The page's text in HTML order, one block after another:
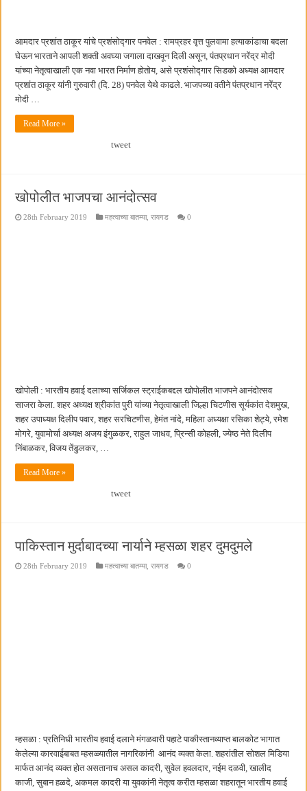
आमदार प्रशांत ठाकूर यांचे प्रशंसोद्गार पनवेल : रामप्रहर वृत्त पुलवामा हत्याकांडाचा बदला
घेऊन भारताने आपली शक्ती अवघ्या जगाला दाखवून दिली असून, पंतप्रधान नरेंद्र मोदी
यांच्या नेतृत्वाखाली एक नवा भारत निर्माण होतोय, असे प्रशंसोद्गार सिडको अध्यक्ष आमदार
प्रशांत ठाकूर यांनी गुरुवारी (दि. 28) पनवेल येथे काढले. भाजपच्या वतीने पंतप्रधान नरेंद्र
मोदी …
Read More »
tweet
खोपोलीत भाजपचा आनंदोत्सव
28th February 2019 महत्वाच्या बातम्या,रायगड 0
खोपोली : भारतीय हवाई दलाच्या सर्जिकल स्ट्राईकबद्दल खोपोलीत भाजपने आनंदोत्सव
साजरा केला. शहर अध्यक्ष श्रीकांत पुरी यांच्या नेतृत्वाखाली जिल्हा चिटणीस सूर्यकांत देशमुख,
शहर उपाध्यक्ष दिलीप पवार, शहर सरचिटणीस, हेमंत नांदे, महिला अध्यक्षा रसिका शेट्ये, रमेश
मोगरे, युवामोर्चा अध्यक्ष अजय इंगुळकर, राहुल जाधव, प्रिन्सी कोहली, ज्येष्ठ नेते दिलीप
निंबाळकर, विजय तेंडुलकर, …
Read More »
tweet
पाकिस्तान मुर्दाबादच्या नार्याने म्हसळा शहर दुमदुमले
28th February 2019 महत्वाच्या बातम्या,रायगड 0
म्हसळा : प्रतिनिधी भारतीय हवाई दलाने मंगळवारी पहाटे पाकीस्तानव्याप्त बालकोट भागात
केलेल्या कारवाईबाबत म्हसळ्यातील नागरिकांनी आनंद व्यक्त केला. शहरांतील सोशल मिडिया
मार्फत आनंद व्यक्त होत असतानाच असल कादरी, सुवेल हवलदार, नईम दळवी, खालीद
काजी, सुबान हळदे, अकमल कादरी या युवकांनी नेतृत्व करीत म्हसळा शहरातून भारतीय हवाई